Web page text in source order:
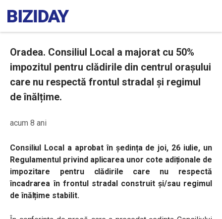
Oradea. Consiliul Local a majorat cu 50%
impozitul pentru clădirile din centrul orașului
care nu respectă frontul stradal și regimul
de înălțime.
acum 8 ani
Consiliul Local a aprobat în ședința de joi, 26 iulie, un
Regulamentul privind aplicarea unor cote adiționale de
impozitare pentru clădirile care nu respectă
încadrarea în frontul stradal construit și/sau regimul
de înălțime stabilit.